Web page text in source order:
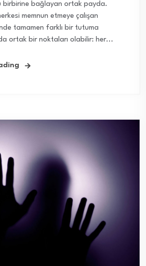
birbirine bağlayan ortak payda.
memnun etmeye çalışan
tamamen farklı bir tutuma
ortak bir noktaları olabilir: her...